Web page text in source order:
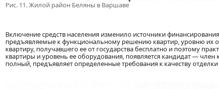
Рис. 11. Жилой район Беляны в Варшаве
Включение средств населения изменило источники
предъявляемые к функциональному решению квартир, уровню их
квартиру, получавшего ее от государства бесплатно и поэтому
квартиры и уровень ее оборудования, появляется кандидат —
полный, предъявляет определенные требования к качеству